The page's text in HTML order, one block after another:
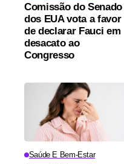
Comissão do Senado
dos EUA vota a favor
de declarar Fauci em
desacato ao
Congresso
Saúde E Bem-Estar